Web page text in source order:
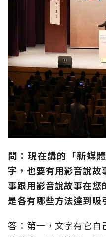
問：現在講的「新媒
字，也要有用影音說
事跟用影音說故事在您
是各有哪些方法達到吸
答：第一，文字有它自